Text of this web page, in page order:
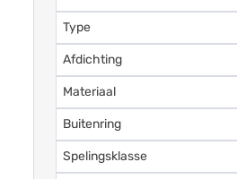
Type
Afdichting
Materiaal
Buitenring
Spelingsklasse